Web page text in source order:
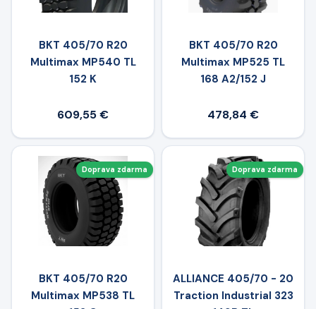
BKT 405/70 R20
Multimax MP540 TL
152 K
609,55 €
BKT 405/70 R20
Multimax MP525 TL
168 A2/152 J
478,84 €
Doprava zdarma
BKT 405/70 R20
Multimax MP538 TL
Doprava zdarma
ALLIANCE 405/70 - 20
Traction Industrial 323